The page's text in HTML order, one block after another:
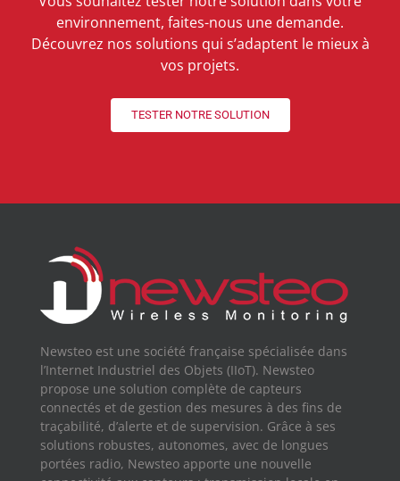
environnement, faites-nous une demande.
Découvrez nos solutions qui s’adaptent le mieux à
vos projets.
TESTER NOTRE SOLUTION
Newsteo est une société française spécialisée dans
l’Internet Industriel des Objets (IIoT). Newsteo
propose une solution complète de capteurs
connectés et de gestion des mesures à des fins de
traçabilité, d’alerte et de supervision. Grâce à ses
solutions robustes, autonomes, avec de longues
portées radio, Newsteo apporte une nouvelle